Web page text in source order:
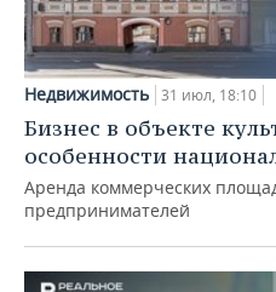
Недвижимость 31 июл, 18:10
Бизнес в объекте
особенности
Аренда коммерческих
предпринимателей